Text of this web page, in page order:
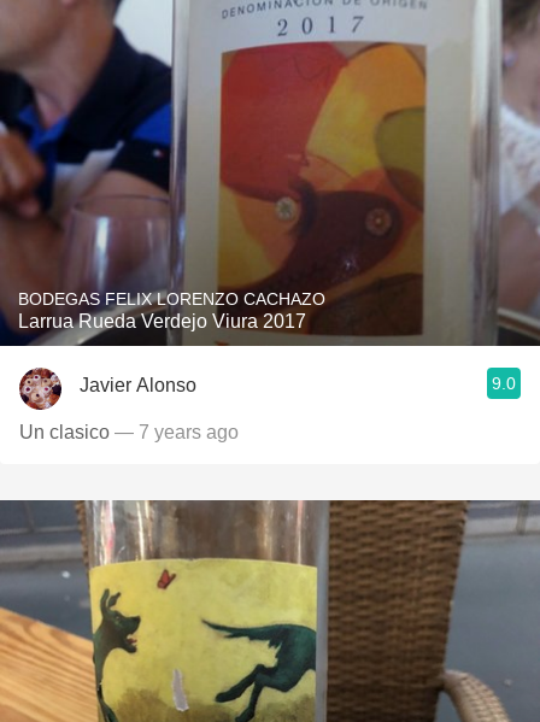
BODEGAS FELIX LORENZO CACHAZO
Larrua Rueda Verdejo Viura 2017
Javier Alonso 9.0
Un clasico — 7 years ago